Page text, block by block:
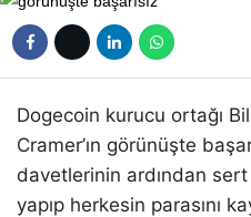
Dogecoin kurucu ortağı
Cramer’ın görünüşte
davetlerinin ardından
yapıp herkesin parasını